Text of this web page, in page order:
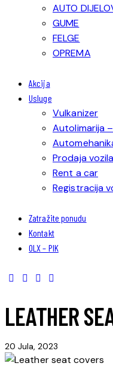
AUTO
GUME
FELGE
OPREMA
Akcija
Usluge
Vulkanizer
Autolimarija
Prodaja vozila
Rent a car
Registracija
Zatražite ponudu
Kontakt
OLX – PIK
LEATHER
20 Jula, 2023